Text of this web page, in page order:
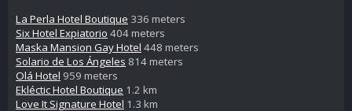
La Perla Hotel Boutique 336 meters
Six Hotel Expiatorio 404 meters
Maska Mansion Gay Hotel 448 meters
Solario de Los Ángeles 814 meters
Olá Hotel 959 meters
Ekléctic Hotel Boutique 1.2 km
Love It Signature Hotel 1.3 km